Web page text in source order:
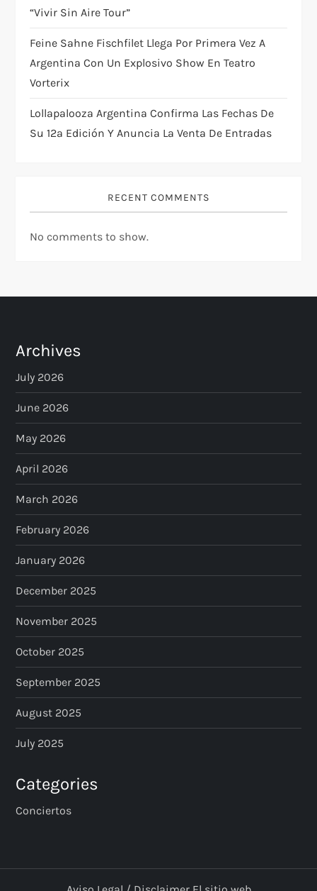
“Vivir Sin Aire Tour”
Feine Sahne Fischfilet Llega Por Primera Vez A
Argentina Con Un Explosivo Show En Teatro
Vorterix
Lollapalooza Argentina Confirma Las Fechas De
Su 12ª Edición Y Anuncia La Venta De Entradas
RECENT COMMENTS
No comments to show.
Archives
July 2026
June 2026
May 2026
April 2026
March 2026
February 2026
January 2026
December 2025
November 2025
October 2025
September 2025
August 2025
July 2025
Categories
Conciertos